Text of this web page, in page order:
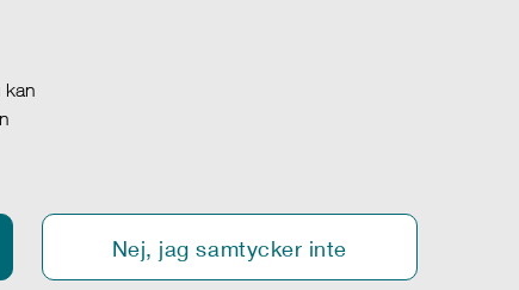
kan
Nej, jag samtycker inte